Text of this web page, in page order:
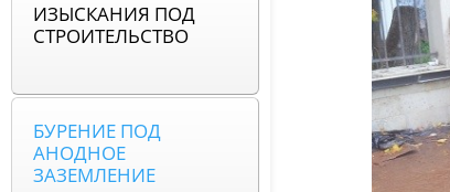
ИЗЫСКАНИЯ ПОД
СТРОИТЕЛЬСТВО
БУРЕНИЕ ПОД
АНОДНОЕ
ЗАЗЕМЛЕНИЕ